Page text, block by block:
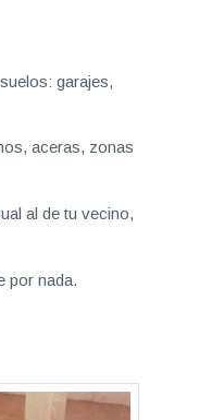
garajes,
aceras, zonas
al de tu vecino,
por nada.